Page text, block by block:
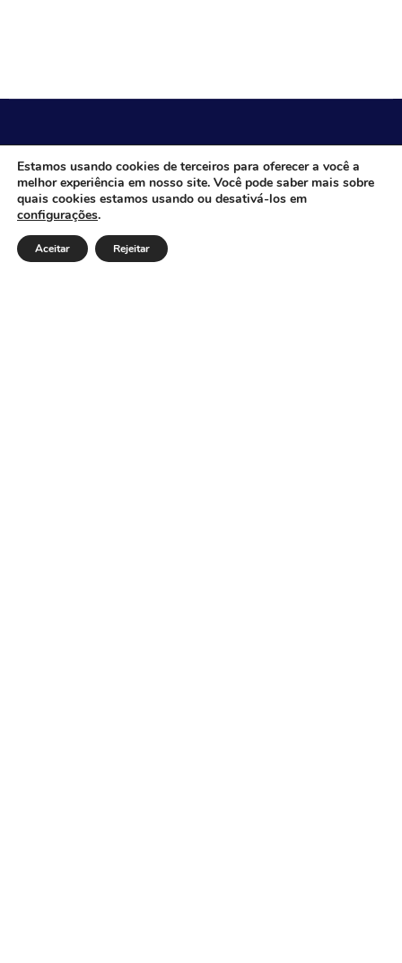
CÂMARA MUNICIPAL DE ITACARAMBI - MG
Endereço: Av. Juca Nascimento, n.º 240, Nossa Senhora
de Fátima, Itacarambi/MG – CEP: 39470-000 Email:
Telefone: Horário de Funcionamento: De segunda-à
Estamos usando cookies de terceiros para oferecer a você a
melhor experiência em nosso site. Você pode saber mais sobre
quais cookies estamos usando ou desativá-los em
configurações.
Aceitar Rejeitar